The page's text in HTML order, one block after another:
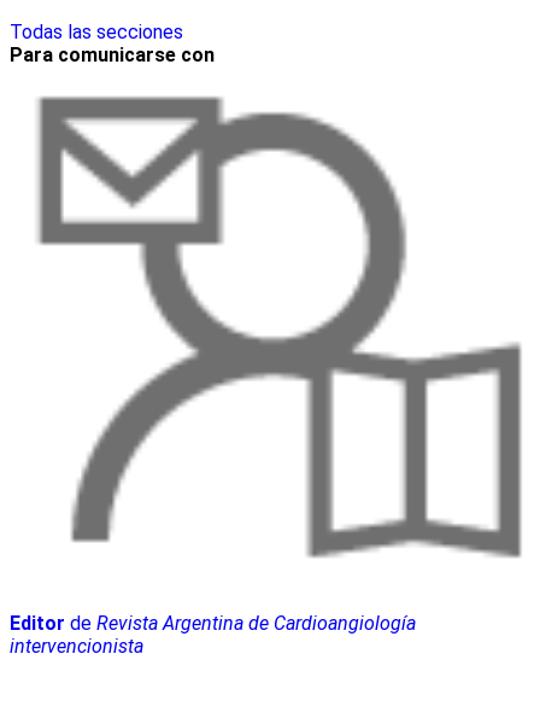
Todas las secciones
Para comunicarse con
Editor de Revista Argentina de Cardioangiología
intervencionista